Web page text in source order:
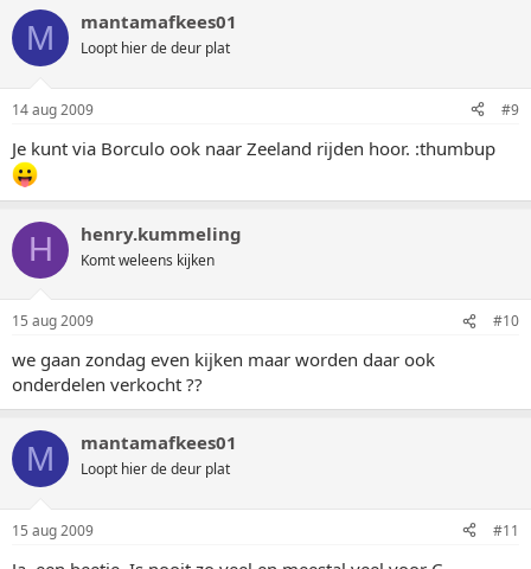
M mantamafkees01
Loopt hier de deur plat
14 aug 2009 #9
Je kunt via Borculo ook naar Zeeland rijden hoor. :thumbup
H henry.kummeling
Komt weleens kijken
15 aug 2009 #10
we gaan zondag even kijken maar worden daar ook
onderdelen verkocht ??
M mantamafkees01
Loopt hier de deur plat
15 aug 2009 #11